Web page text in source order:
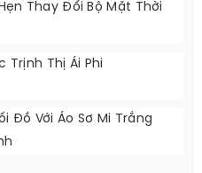
Thay Đổi Bộ Mặt Thời
Trịnh Thị Ái Phi
Đồ Với Áo Sơ Mi Trắng